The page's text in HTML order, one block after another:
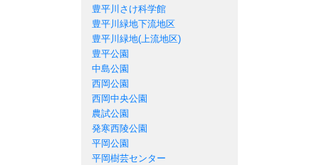
豊平川さけ科学館
豊平川緑地下流地区
豊平川緑地(上流地区)
豊平公園
中島公園
西岡公園
西岡中央公園
農試公園
発寒西陵公園
平岡公園
平岡樹芸センター